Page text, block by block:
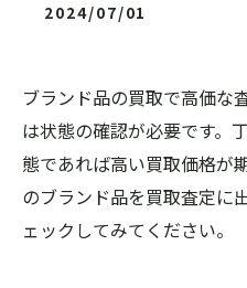
2024/07/01
ブランド品の買取で高価な
は状態の確認が必要です。
態であれば高い買取価格が
のブランド品を買取査定に
ェックしてみてください。